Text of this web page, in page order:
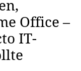
Office –
IT-